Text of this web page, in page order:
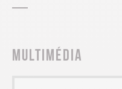
Multimédia